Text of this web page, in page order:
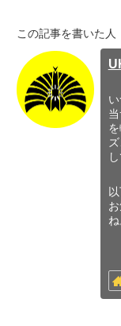
この記事を書いた人
ね